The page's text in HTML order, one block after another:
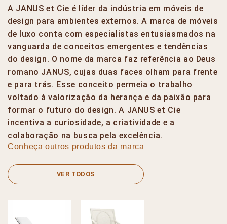
A JANUS et Cie é líder da indústria em móveis de
design para ambientes externos. A marca de móveis
de luxo conta com especialistas entusiasmados na
vanguarda de conceitos emergentes e tendências
do design. O nome da marca faz referência ao Deus
romano JANUS, cujas duas faces olham para frente
e para trás. Esse conceito permeia o trabalho
voltado à valorização da herança e da paixão para
formar o futuro do design. A JANUS et Cie
incentiva a curiosidade, a criatividade e a
colaboração na busca pela excelência.
Conheça outros produtos da marca
VER TODOS